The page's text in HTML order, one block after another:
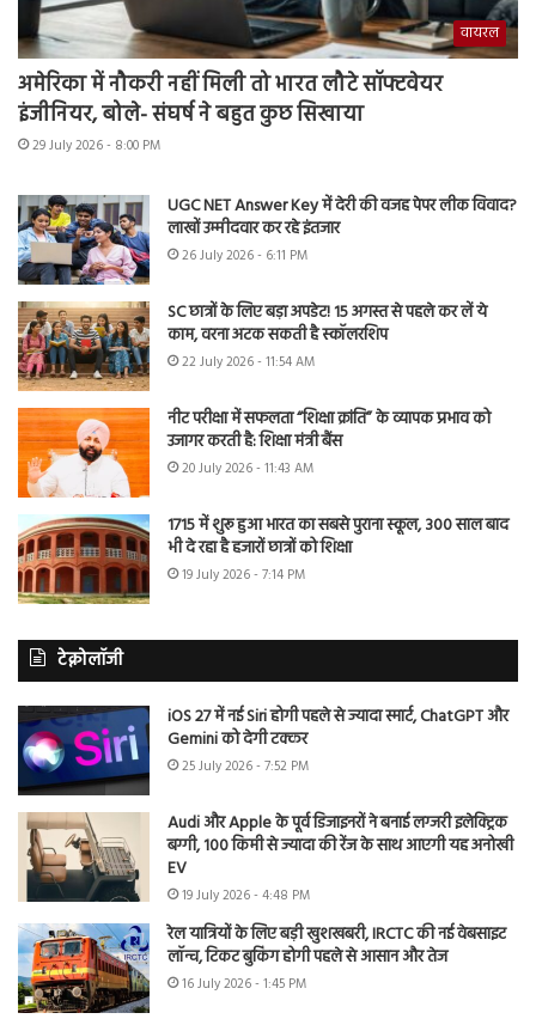
वायरल
अमेरिका में नौकरी नहीं मिली तो भारत लौटे सॉफ्टवेयर
इंजीनियर, बोले- संघर्ष ने बहुत कुछ सिखाया
29 July 2026 - 8:00 PM
UGC NET Answer Key में देरी की वजह पेपर लीक विवाद?
लाखों उम्मीदवार कर रहे इंतजार
26 July 2026 - 6:11 PM
SC छात्रों के लिए बड़ा अपडेट! 15 अगस्त से पहले कर लें ये
काम, वरना अटक सकती है स्कॉलरशिप
22 July 2026 - 11:54 AM
नीट परीक्षा में सफलता “शिक्षा क्रांति” के व्यापक प्रभाव को
उजागर करती है: शिक्षा मंत्री बैंस
20 July 2026 - 11:43 AM
1715 में शुरू हुआ भारत का सबसे पुराना स्कूल, 300 साल बाद
भी दे रहा है हजारों छात्रों को शिक्षा
19 July 2026 - 7:14 PM
टेक्नोलॉजी
iOS 27 में नई Siri होगी पहले से ज्यादा स्मार्ट, ChatGPT और
Gemini को देगी टक्कर
25 July 2026 - 7:52 PM
Audi और Apple के पूर्व डिजाइनरों ने बनाई लग्जरी इलेक्ट्रिक
बग्गी, 100 किमी से ज्यादा की रेंज के साथ आएगी यह अनोखी
EV
19 July 2026 - 4:48 PM
रेल यात्रियों के लिए बड़ी खुशखबरी, IRCTC की नई वेबसाइट
लॉन्च, टिकट बुकिंग होगी पहले से आसान और तेज
16 July 2026 - 1:45 PM